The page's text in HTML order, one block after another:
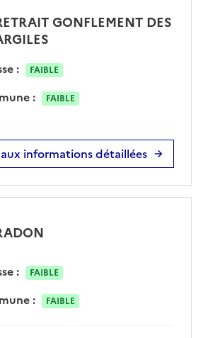
GONFLEMENT DES
: FAIBLE
: FAIBLE
informations détaillées
: FAIBLE
: FAIBLE